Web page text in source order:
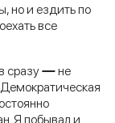
но и ездить по
все
сразу—не
Демократическая
Я побывал и